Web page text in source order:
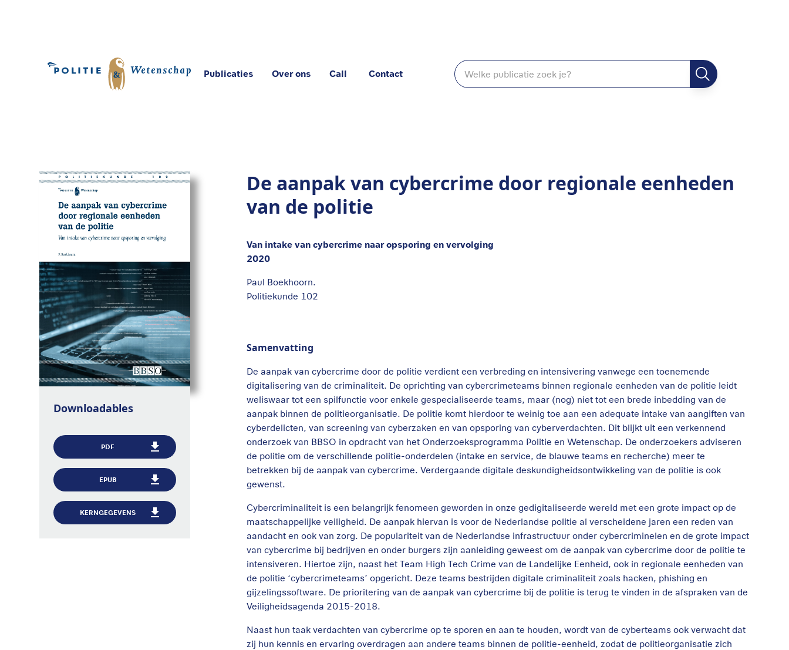
Publicaties Over ons Call Contact
Publicaties
Downloadables
PDF
EPUB
KERNGEGEVENS
De aanpak van cybercrime door regionale eenheden
van de politie
Van intake van cybercrime naar opsporing en vervolging
2020
Paul Boekhoorn.
Politiekunde 102
Samenvatting
De aanpak van cybercrime door de politie verdient een verbreding en intensivering vanwege een toenemende
digitalisering van de criminaliteit. De oprichting van cybercrimeteams binnen regionale eenheden van de politie leidt
weliswaar tot een spilfunctie voor enkele gespecialiseerde teams, maar (nog) niet tot een brede inbedding van de
aanpak binnen de politieorganisatie. De politie komt hierdoor te weinig toe aan een adequate intake van aangiften van
cyberdelicten, van screening van cyberzaken en van opsporing van cyberverdachten. Dit blijkt uit een verkennend
onderzoek van BBSO in opdracht van het Onderzoeksprogramma Politie en Wetenschap. De onderzoekers adviseren
de politie om de verschillende politie-onderdelen (intake en service, de blauwe teams en recherche) meer te
betrekken bij de aanpak van cybercrime. Verdergaande digitale deskundigheidsontwikkeling van de politie is ook
gewenst.
Cybercriminaliteit is een belangrijk fenomeen geworden in onze gedigitaliseerde wereld met een grote impact op de
maatschappelijke veiligheid. De aanpak hiervan is voor de Nederlandse politie al verscheidene jaren een reden van
aandacht en ook van zorg. De populariteit van de Nederlandse infrastructuur onder cybercriminelen en de grote impact
van cybercrime bij bedrijven en onder burgers zijn aanleiding geweest om de aanpak van cybercrime door de politie te
intensiveren. Hiertoe zijn, naast het Team High Tech Crime van de Landelijke Eenheid, ook in regionale eenheden van
de politie ‘cybercrimeteams’ opgericht. Deze teams bestrijden digitale criminaliteit zoals hacken, phishing en
gijzelingssoftware. De prioritering van de aanpak van cybercrime bij de politie is terug te vinden in de afspraken van de
Veiligheidsagenda 2015-2018.
Naast hun taak verdachten van cybercrime op te sporen en aan te houden, wordt van de cyberteams ook verwacht dat
zij hun kennis en ervaring overdragen aan andere teams binnen de politie-eenheid, zodat de politieorganisatie zich